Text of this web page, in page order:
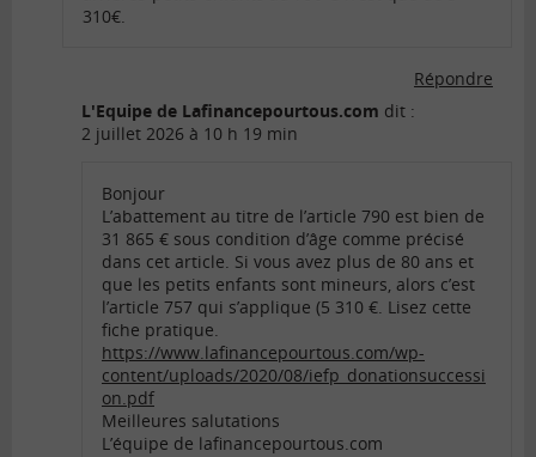
310€.
Répondre
L'Equipe de Lafinancepourtous.com dit :
2 juillet 2026 à 10 h 19 min
Bonjour
L’abattement au titre de l’article 790 est bien de
31 865 € sous condition d’âge comme précisé
dans cet article. Si vous avez plus de 80 ans et
que les petits enfants sont mineurs, alors c’est
l’article 757 qui s’applique (5 310 €. Lisez cette
fiche pratique.
https://www.lafinancepourtous.com/wp-
content/uploads/2020/08/iefp_donationsuccessi
on.pdf
Meilleures salutations
L’équipe de lafinancepourtous.com